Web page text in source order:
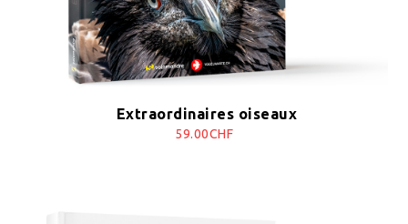
Extraordinaires oiseaux
59.00CHF